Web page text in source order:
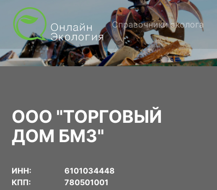
Справочники эколога
ООО "ТОРГОВЫЙ
ДОМ БМЗ"
ИНН:
6101034448
КПП:
780501001